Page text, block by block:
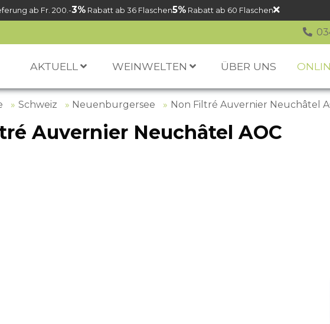
ab Fr. 200.-3%Rabatt ab 36 Flaschen5%Rabatt ab 60 Flaschen
AKTUELL WEINWELTEN ÜBER UNS
Schweiz Neuenburgersee Non Filtré Auvernier Neuchâtel
Auvernier Neuchâtel AOC